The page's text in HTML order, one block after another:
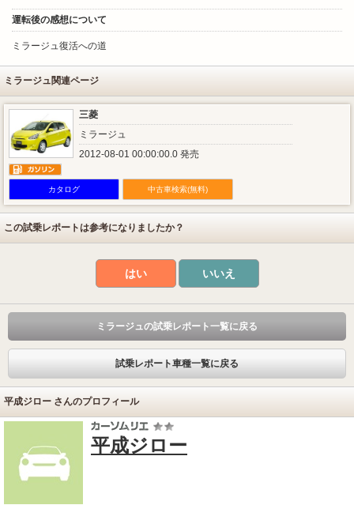
運転後の感想について
ミラージュ復活への道
ミラージュ関連ページ
三菱
ミラージュ
2012-08-01 00:00:00.0 発売
カタログ 中古車検索(無料)
この試乗レポートは参考になりましたか？
はい いいえ
ミラージュの試乗レポート一覧に戻る
試乗レポート車種一覧に戻る
平成ジロー さんのプロフィール
平成ジロー